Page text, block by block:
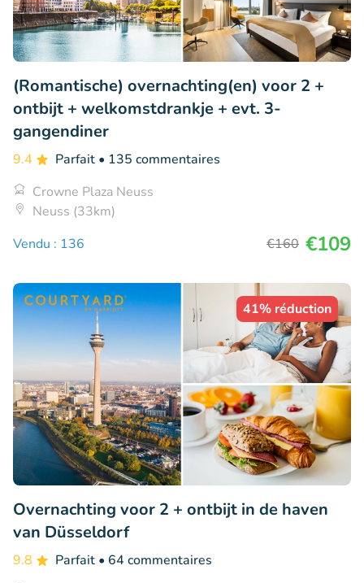
(Romantische) overnachting(en) voor 2 +
ontbijt + welkomstdrankje + evt. 3-
gangendiner
9.4 Parfait • 135 commentaires
Crowne Plaza Neuss
Neuss (33km)
Vendu : 136
€160 €109
41% réduction
Overnachting voor 2 + ontbijt in de haven
van Düsseldorf
9.8 Parfait • 64 commentaires